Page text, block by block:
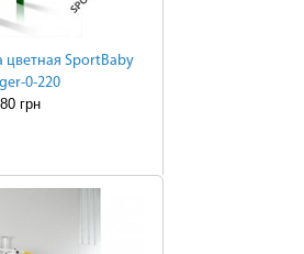
цветная SportBaby
0-220
грн